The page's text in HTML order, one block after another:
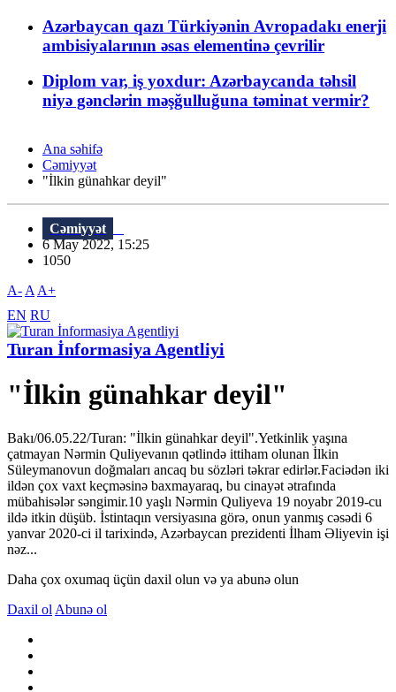
Azərbaycan qazı Türkiyənin Avropadakı enerji
ambisiyalarının əsas elementinə çevrilir
Diplom var, iş yoxdur: Azərbaycanda təhsil
niyə gənclərin məşğulluğuna təminat vermir?
Ana səhifə
Cəmiyyət
"İlkin günahkar deyil"
Cəmiyyət
6 May 2022, 15:25
1050
A- A A+
EN RU
Turan İnformasiya Agentliyi
"İlkin günahkar deyil"
Bakı/06.05.22/Turan: "İlkin günahkar deyil".Yetkinlik yaşına
çatmayan Nərmin Quliyevanın qətlində ittiham olunan İlkin
Süleymanovun doğmaları ancaq bu sözləri təkrar edirlər.Faciədən iki
ildən çox vaxt keçməsinə baxmayaraq, bu cinayət ətrafında
mübahisələr səngimir.10 yaşlı Nərmin Quliyeva 19 noyabr 2019-cu
ildə itkin düşüb. İstintaqın versiyasına görə, onun yanmış cəsədi 6
yanvar 2020-ci il tarixində, Azərbaycan prezidenti İlham Əliyevin işi
nəz...
Daha çox oxumaq üçün daxil olun və ya abunə olun
Daxil ol Abunə ol